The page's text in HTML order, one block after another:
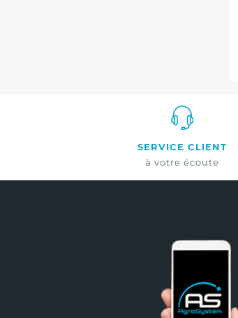
SERVICE CLIENT
à votre écoute